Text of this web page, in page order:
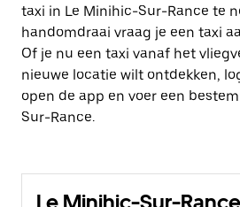
taxi in Le Minihic-Sur-Rance te
handomdraai vraag je een taxi
Of je nu een taxi vanaf het
nieuwe locatie wilt ontdekken,
open de app en voer een
Sur-Rance.